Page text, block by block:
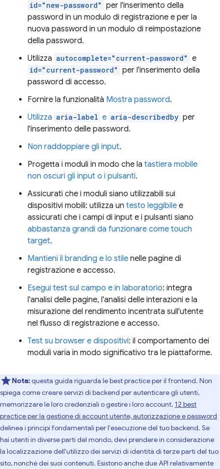
id="new-password" per l'inserimento della
password in un modulo di registrazione e per la
nuova password in un modulo di reimpostazione
della password.
Utilizza autocomplete="current-password" e
id="current-password" per l'inserimento della
password di accesso.
Fornire la funzionalità Mostra password.
Utilizza aria-label e aria-describedby per
l'inserimento delle password.
Non raddoppiare gli input.
Progetta i moduli in modo che la tastiera mobile
non oscuri gli input o i pulsanti.
Assicurati che i moduli siano utilizzabili sui
dispositivi mobili: utilizza un testo leggibile e
assicurati che i campi di input e i pulsanti siano
abbastanza grandi da funzionare come touch
target.
Mantieni il branding e lo stile nelle pagine di
registrazione e accesso.
Esegui test sul campo e in laboratorio: integra
l'analisi delle pagine, l'analisi delle interazioni e la
misurazione del rendimento incentrata sull'utente
nel flusso di registrazione e accesso.
Test su browser e dispositivi: il comportamento dei
moduli varia in modo significativo tra le piattaforme.
Nota:questa guida riguarda le best practice per il frontend. Non
spiega come creare servizi di backend per autenticare gli utenti,
memorizzare le loro credenziali o gestire i loro account. 12 best
practice per la gestione di account utente, autorizzazione e password
delinea i principi fondamentali per l'esecuzione del tuo backend. Se
hai utenti in diverse parti del mondo, devi prendere in considerazione
la localizzazione dell'utilizzo dei servizi di identità di terze parti del tuo
sito, nonché dei suoi contenuti. Esistono anche due API relativamente